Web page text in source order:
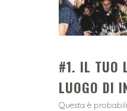
#1. IL TUO
LUOGO DI
Questa è